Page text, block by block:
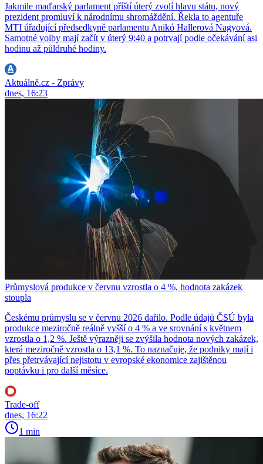
Jakmile maďarský parlament příští úterý zvolí hlavu státu, nový
prezident promluví k národnímu shromáždění. Řekla to agentuře
MTI úřadující předsedkyně parlamentu Anikó Hallerová Nagyová.
Samotné volby mají začít v úterý 9:40 a potrvají podle očekávání asi
hodinu až půldruhé hodiny.
Aktuálně.cz - Zprávy
dnes, 16:23
Průmyslová produkce v červnu vzrostla o 4 %, hodnota zakázek
stoupla
Českému průmyslu se v červnu 2026 dařilo. Podle údajů ČSÚ byla
produkce meziročně reálně vyšší o 4 % a ve srovnání s květnem
vzrostla o 1,2 %. Ještě výrazněji se zvýšila hodnota nových zakázek,
která meziročně vzrostla o 13,1 %. To naznačuje, že podniky mají i
přes přetrvávající nejistotu v evropské ekonomice zajištěnou
poptávku i pro další měsíce.
Trade-off
dnes, 16:22
1 min